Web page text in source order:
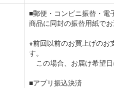
■郵便・コンビニ振替・電
商品に同封の振替用紙で
※前回以前のお買上げのお
す。
この場合、お届け希望日
■アプリ振込決済